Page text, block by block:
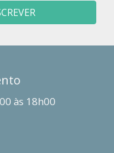
às 18h00